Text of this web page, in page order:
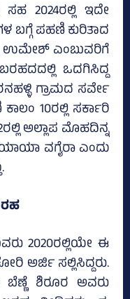
2024ರಲ್ಲಿ ಇದೇ
ಬಗ್ಗೆ ಪಹಣಿ ಕುರಿತಾದ
ಉಮೇಶ್‌ ಎಂಬುವರಿಗೆ
ಒದಗಿಸಿದ್ದ
ಗ್ರಾಮದ ಸರ್ವೇ
10ರಲ್ಲಿ ಸರ್ಕಾರಿ
ಅಲ್ಲಾಪ ಮೊಹದಿನ್ನ
ವಗೈರಾ ಎಂದು
2020ರಲ್ಲಿಯೇ ಈ
ಅರ್ಜಿ ಸಲ್ಲಿಸಿದ್ದರು.
ಶಿರೂರ ಅವರು